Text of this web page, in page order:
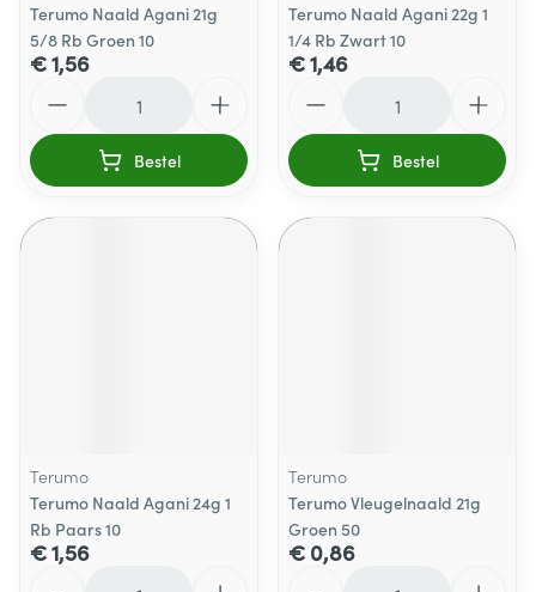
Terumo Naald Agani 21g
5/8 Rb Groen 10
€ 1,56
Bestel
Terumo Naald Agani 22g 1
1/4 Rb Zwart 10
€ 1,46
Bestel
Terumo
Terumo Naald Agani 24g 1
Rb Paars 10
€ 1,56
Terumo
Terumo Vleugelnaald 21g
Groen 50
€ 0,86